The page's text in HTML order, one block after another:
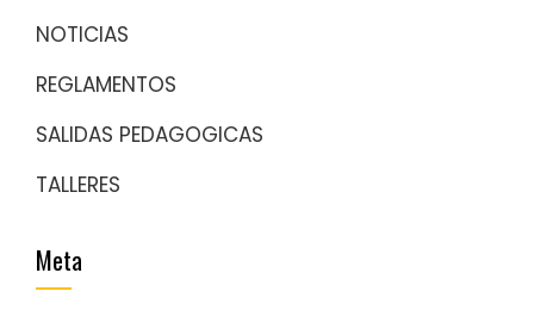
NOTICIAS
REGLAMENTOS
SALIDAS PEDAGOGICAS
TALLERES
Meta